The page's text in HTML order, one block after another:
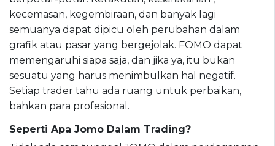
kecemasan, kegembiraan, dan banyak lagi
semuanya dapat dipicu oleh perubahan dalam
grafik atau pasar yang bergejolak. FOMO dapat
memengaruhi siapa saja, dan jika ya, itu bukan
sesuatu yang harus menimbulkan hal negatif.
Setiap trader tahu ada ruang untuk perbaikan,
bahkan para profesional.
Seperti Apa Jomo Dalam Trading?